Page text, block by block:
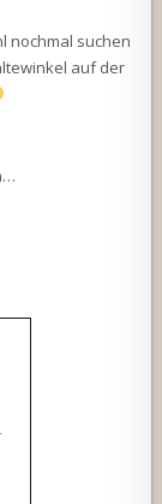
nochmal suchen
auf der